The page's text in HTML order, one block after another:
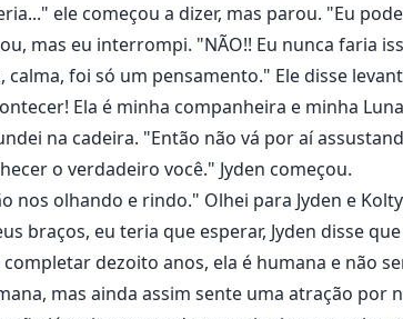
ele começou a dizer, mas parou. "Eu
mas eu interrompi. "NÃO!! Eu nunca faria
foi só um pensamento." Ele disse
Ela é minha companheira e minha
na cadeira. "Então não vá por aí
o verdadeiro você." Jyden começou.
nos olhando e rindo." Olhei para Jyden e
braços, eu teria que esperar, Jyden disse
dezoito anos, ela é humana e não
mas ainda assim sente uma atração por